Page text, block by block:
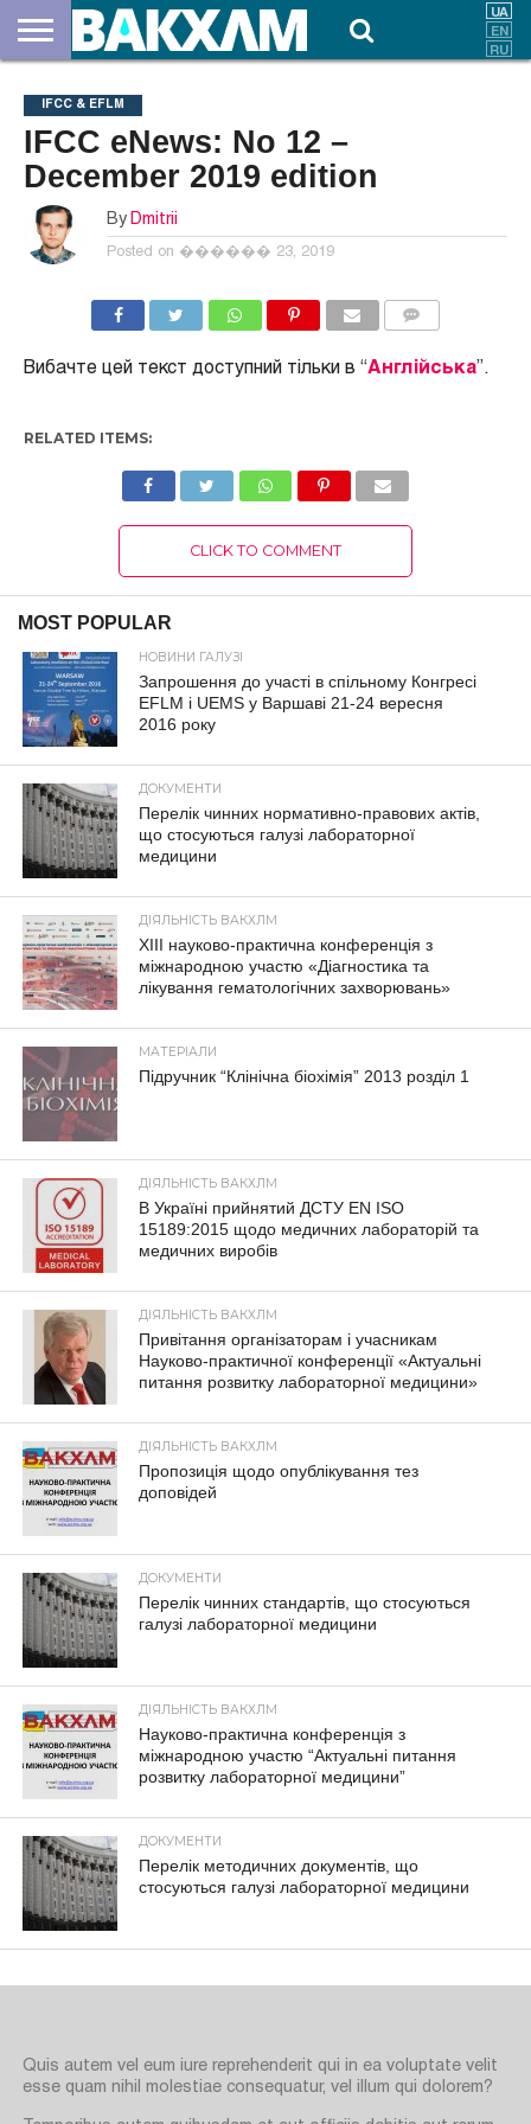
НАС
ВНЕСКИ
ДОКУМЕНТИ
НОВИНИ
КОНТАКТИ
IFCC & EFLM
IFCC eNews: No 12 –
December 2019 edition
By Dmitrii
Posted on ������ 23, 2019
Вибачте цей текст доступний тільки в “Англійська”.
RELATED ITEMS:
CLICK TO COMMENT
MOST POPULAR
НОВИНИ ГАЛУЗІ
Запрошення до участі в спільному Конгресі
EFLM і UEMS у Варшаві 21-24 вересня
2016 року
ДОКУМЕНТИ
Перелік чинних нормативно-правових актів,
що стосуються галузі лабораторної
медицини
ДІЯЛЬНІСТЬ ВАКХЛМ
XIII науково-практична конференція з
міжнародною участю «Діагностика та
лікування гематологічних захворювань»
МАТЕРІАЛИ
Підручник “Клінічна біохімія” 2013 розділ 1
ДІЯЛЬНІСТЬ ВАКХЛМ
В Україні прийнятий ДСТУ EN ISO
15189:2015 щодо медичних лабораторій та
медичних виробів
ДІЯЛЬНІСТЬ ВАКХЛМ
Привітання організаторам і учасникам
Науково-практичної конференції «Актуальні
питання розвитку лабораторної медицини»
ДІЯЛЬНІСТЬ ВАКХЛМ
Пропозиція щодо опублікування тез
доповідей
ДОКУМЕНТИ
Перелік чинних стандартів, що стосуються
галузі лабораторної медицини
ДІЯЛЬНІСТЬ ВАКХЛМ
Науково-практична конференція з
міжнародною участю “Актуальні питання
розвитку лабораторної медицини”
ДОКУМЕНТИ
Перелік методичних документів, що
стосуються галузі лабораторної медицини
Quis autem vel eum iure reprehenderit qui in ea voluptate velit
esse quam nihil molestiae consequatur, vel illum qui dolorem?